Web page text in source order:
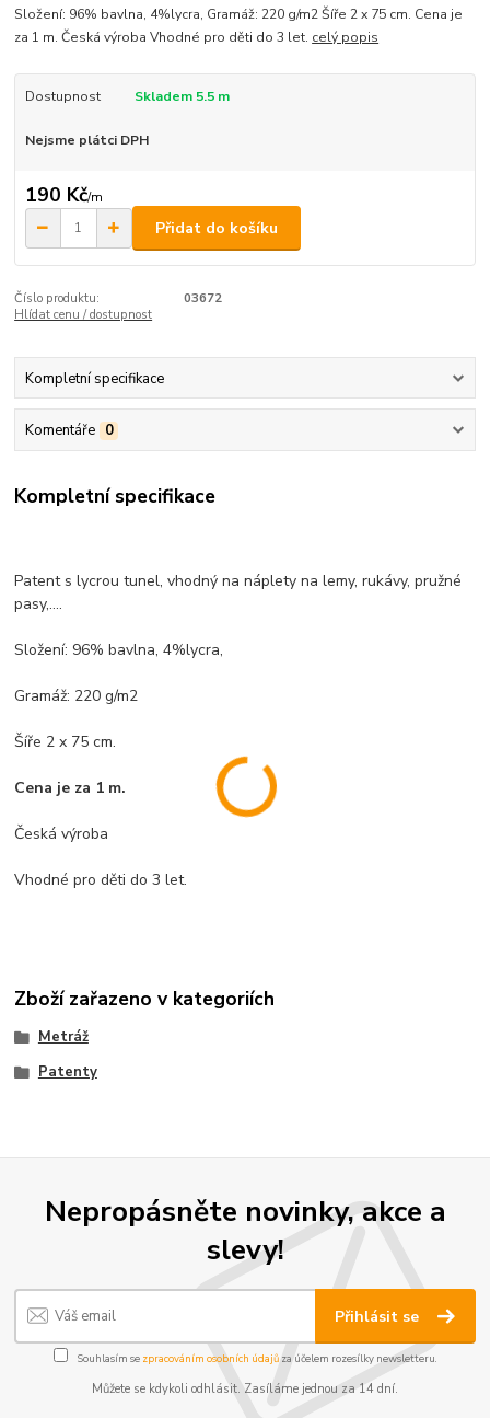
Složení: 96% bavlna, 4%lycra, Gramáž: 220 g/m2 Šíře 2 x 75 cm. Cena je
za 1 m. Česká výroba Vhodné pro děti do 3 let. celý popis
Dostupnost Skladem 5.5 m
Nejsme plátci DPH
190 Kč/m
Přidat do košíku
Číslo produktu:
03672
Hlídat cenu / dostupnost
Kompletní specifikace
Komentáře 0
Kompletní specifikace
Patent s lycrou tunel, vhodný na náplety na lemy, rukávy, pružné
pasy,....
Složení: 96% bavlna, 4%lycra,
Gramáž: 220 g/m2
Šíře 2 x 75 cm.
Cena je za 1 m.
Česká výroba
Vhodné pro děti do 3 let.
Zboží zařazeno v kategoriích
Metráž
Patenty
Nepropásněte novinky, akce a
slevy!
Přihlásit se
Souhlasím se zpracováním osobních údajůza účelem rozesílky newsletteru.
Můžete se kdykoli odhlásit. Zasíláme jednou za 14 dní.